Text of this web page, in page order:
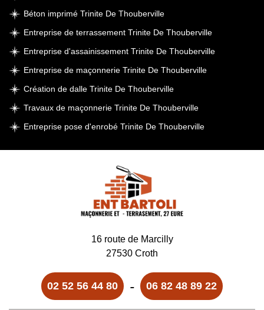
Béton imprimé Trinite De Thouberville
Entreprise de terrassement Trinite De Thouberville
Entreprise d'assainissement Trinite De Thouberville
Entreprise de maçonnerie Trinite De Thouberville
Création de dalle Trinite De Thouberville
Travaux de maçonnerie Trinite De Thouberville
Entreprise pose d'enrobé Trinite De Thouberville
16 route de Marcilly
27530 Croth
02 52 56 44 80 - 06 82 48 89 22